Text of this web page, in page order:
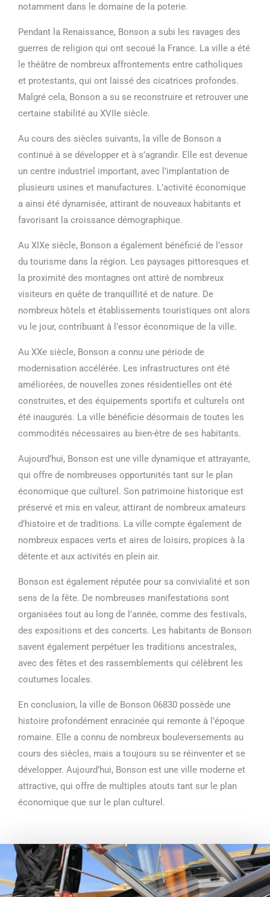
notamment dans le domaine de la poterie.
Pendant la Renaissance, Bonson a subi les ravages des
guerres de religion qui ont secoué la France. La ville a été
le théâtre de nombreux affrontements entre catholiques
et protestants, qui ont laissé des cicatrices profondes.
Malgré cela, Bonson a su se reconstruire et retrouver une
certaine stabilité au XVIIe siècle.
Au cours des siècles suivants, la ville de Bonson a
continué à se développer et à s’agrandir. Elle est devenue
un centre industriel important, avec l’implantation de
plusieurs usines et manufactures. L’activité économique
a ainsi été dynamisée, attirant de nouveaux habitants et
favorisant la croissance démographique.
Au XIXe siècle, Bonson a également bénéficié de l’essor
du tourisme dans la région. Les paysages pittoresques et
la proximité des montagnes ont attiré de nombreux
visiteurs en quête de tranquillité et de nature. De
nombreux hôtels et établissements touristiques ont alors
vu le jour, contribuant à l’essor économique de la ville.
Au XXe siècle, Bonson a connu une période de
modernisation accélérée. Les infrastructures ont été
améliorées, de nouvelles zones résidentielles ont été
construites, et des équipements sportifs et culturels ont
été inaugurés. La ville bénéficie désormais de toutes les
commodités nécessaires au bien-être de ses habitants.
Aujourd’hui, Bonson est une ville dynamique et attrayante,
qui offre de nombreuses opportunités tant sur le plan
économique que culturel. Son patrimoine historique est
préservé et mis en valeur, attirant de nombreux amateurs
d’histoire et de traditions. La ville compte également de
nombreux espaces verts et aires de loisirs, propices à la
détente et aux activités en plein air.
Bonson est également réputée pour sa convivialité et son
sens de la fête. De nombreuses manifestations sont
organisées tout au long de l’année, comme des festivals,
des expositions et des concerts. Les habitants de Bonson
savent également perpétuer les traditions ancestrales,
avec des fêtes et des rassemblements qui célèbrent les
coutumes locales.
En conclusion, la ville de Bonson 06830 possède une
histoire profondément enracinée qui remonte à l’époque
romaine. Elle a connu de nombreux bouleversements au
cours des siècles, mais a toujours su se réinventer et se
développer. Aujourd’hui, Bonson est une ville moderne et
attractive, qui offre de multiples atouts tant sur le plan
économique que sur le plan culturel.